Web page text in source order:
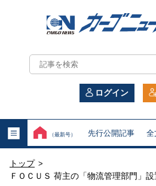
カ
ー
ニ
ュ
ー
ログイン
（最新号） 先行公開記事 全
トップ >
ＦＯＣＵＳ 荷主の「物流管理部門」